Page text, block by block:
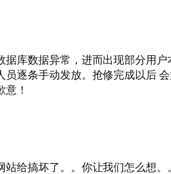
库数据异常，进而出现部分用
逐条手动发放。抢修完成以后 会
！
站给搞坏了。。你让我们怎么想。